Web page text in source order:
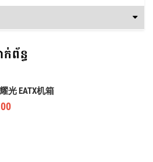
ព័ន្ធ
光 EATX机箱